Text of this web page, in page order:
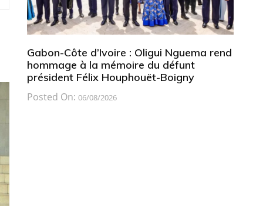
Gabon-Côte d’Ivoire : Oligui Nguema rend
hommage à la mémoire du défunt
président Félix Houphouët-Boigny
Posted On: 06/08/2026